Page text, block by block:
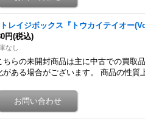
レイジボックス『トウカイテイオー
円(税込)
なし
ちらの未開封商品は主に中古での買取
がある場合がございます。 商品の性質